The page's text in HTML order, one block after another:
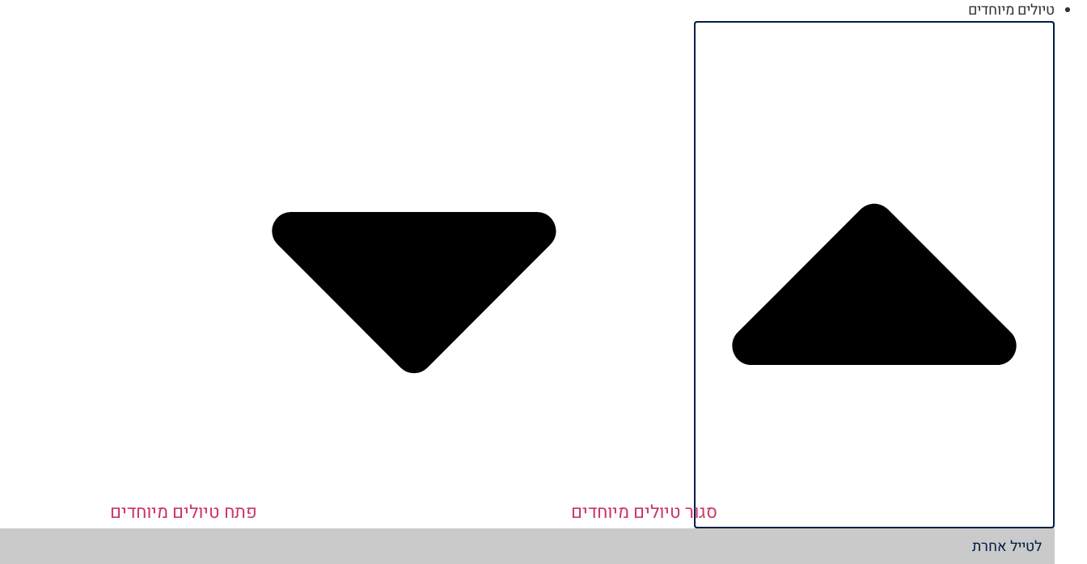
טיולים מיוחדים
סגור טיולים מיוחדים פתח טיולים מיוחדים
לטייל אחרת